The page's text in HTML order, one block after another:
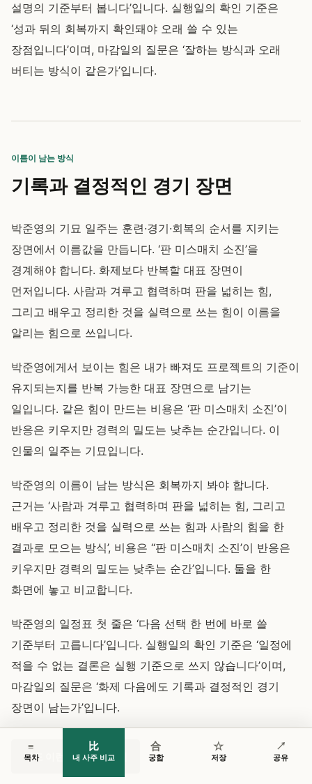
설명의 기준부터 봅니다’입니다. 실행일의 확인 기준은
‘성과 뒤의 회복까지 확인돼야 오래 쓸 수 있는
장점입니다’이며, 마감일의 질문은 ‘잘하는 방식과 오래
버티는 방식이 같은가’입니다.
이름이 남는 방식
기록과 결정적인 경기 장면
박준영의 기묘 일주는 훈련·경기·회복의 순서를 지키는
장면에서 이름값을 만듭니다. ‘판 미스매치 소진’을
경계해야 합니다. 화제보다 반복할 대표 장면이
먼저입니다. 사람과 겨루고 협력하며 판을 넓히는 힘,
그리고 배우고 정리한 것을 실력으로 쓰는 힘이 이름을
알리는 힘으로 쓰입니다.
박준영에게서 보이는 힘은 내가 빠져도 프로젝트의 기준이
유지되는지를 반복 가능한 대표 장면으로 남기는
일입니다. 같은 힘이 만드는 비용은 ‘판 미스매치 소진’이
반응은 키우지만 경력의 밀도는 낮추는 순간입니다. 이
인물의 일주는 기묘입니다.
박준영의 이름이 남는 방식은 회복까지 봐야 합니다.
근거는 ‘사람과 겨루고 협력하며 판을 넓히는 힘, 그리고
배우고 정리한 것을 실력으로 쓰는 힘과 사람의 힘을 한
결과로 모으는 방식’, 비용은 ‘‘판 미스매치 소진’이 반응은
키우지만 경력의 밀도는 낮추는 순간’입니다. 둘을 한
화면에 놓고 비교합니다.
박준영의 일정표 첫 줄은 ‘다음 선택 한 번에 바로 쓸
기준부터 고릅니다’입니다. 실행일의 확인 기준은 ‘일정에
적을 수 없는 결론은 실행 기준으로 쓰지 않습니다’이며,
마감일의 질문은 ‘화제 다음에도 기록과 결정적인 경기
장면이 남는가’입니다.
나도 이런 구조인지 보기
≡
목차
比
내 사주 비교
合
궁합
☆
저장
↗
공유